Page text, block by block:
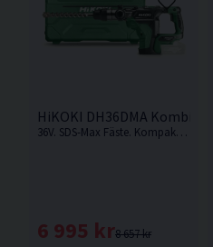
HiKOKI DH36DMA
36V. SDS-Max Fäste. Kompakt och kraftfull kombihammare från HiKOKI. Levereras utan batteri och laddare
8 657 kr
6 995 kr